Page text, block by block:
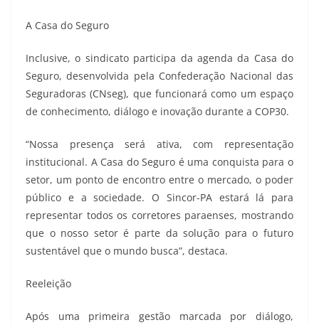
A Casa do Seguro
Inclusive, o sindicato participa da agenda da Casa do
Seguro, desenvolvida pela Confederação Nacional das
Seguradoras (CNseg), que funcionará como um espaço
de conhecimento, diálogo e inovação durante a COP30.
“Nossa presença será ativa, com representação
institucional. A Casa do Seguro é uma conquista para o
setor, um ponto de encontro entre o mercado, o poder
público e a sociedade. O Sincor-PA estará lá para
representar todos os corretores paraenses, mostrando
que o nosso setor é parte da solução para o futuro
sustentável que o mundo busca”, destaca.
Reeleição
Após uma primeira gestão marcada por diálogo,